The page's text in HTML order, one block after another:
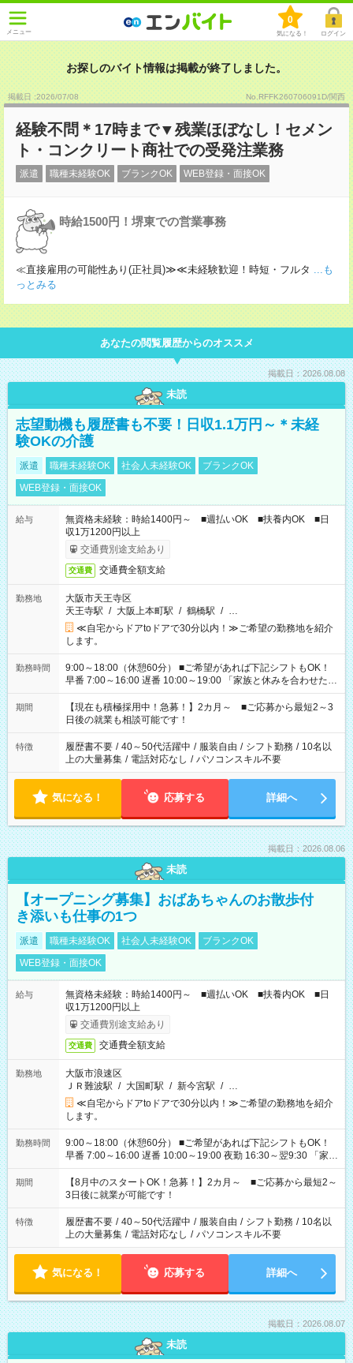
メニュー
0
気になる！ ログイン
お探しのバイト情報は掲載が終了しました。
掲載日 :2026/07/08 No.RFFK260706091D/関西
経験不問＊17時まで▼残業ほぼなし！セメン
ト・コンクリート商社での受発注業務
派遣 職種未経験OK ブランクOK WEB登録・面接OK
時給1500円！堺東での営業事務
≪直接雇用の可能性あり(正社員)≫≪未経験歓迎！時短・フルタ ...も
っとみる
あなたの閲覧履歴からのオススメ
掲載日：2026.08.08
未読
志望動機も履歴書も不要！日収1.1万円～＊未経
験OKの介護
派遣 職種未経験OK 社会人未経験OK
ブランクOK
WEB登録・面接OK
給与
無資格未経験：時給1400円～ ■週払いOK ■扶養内OK ■日
収1万1200円以上
交通費別途支給あり
交通費 交通費全額支給
勤務地
大阪市天王寺区
天王寺駅 / 大阪上本町駅 / 鶴橋駅 / …
≪自宅からドアtoドアで30分以内！≫ご希望の勤務地を紹介
します。
勤務時間
9:00～18:00（休憩60分） ■ご希望があれば下記シフトもOK！
早番 7:00～16:00 遅番 10:00～19:00 「家族と休みを合わせた
い」 「余裕を持って夕飯の準備がしたい」 「できれば残業はし
たくない」 など、ご希望を教えてくださいね。 ※Wワーク希望
の方へ 今ご覧のお仕事で希望する勤務時間と、もう1つのお仕事
の勤務時間。 合計で週40時間を超える場合は応募できません。
期間
【現在も積極採用中！急募！】2カ月～ ■ご応募から最短2～3
日後の就業も相談可能です！
特徴 履歴書不要 / 40～50代活躍中 / 服装自由 / シフト勤務 / 10名以
上の大量募集 / 電話対応なし / パソコンスキル不要
気になる！ 応募する 詳細へ
掲載日：2026.08.06
未読
【オープニング募集】おばあちゃんのお散歩付
き添いも仕事の1つ
派遣 職種未経験OK 社会人未経験OK
ブランクOK
WEB登録・面接OK
給与
無資格未経験：時給1400円～ ■週払いOK ■扶養内OK ■日
収1万1200円以上
交通費別途支給あり
交通費 交通費全額支給
勤務地
大阪市浪速区
ＪＲ難波駅 / 大国町駅 / 新今宮駅 / …
≪自宅からドアtoドアで30分以内！≫ご希望の勤務地を紹介
します。
勤務時間
9:00～18:00（休憩60分） ■ご希望があれば下記シフトもOK！
早番 7:00～16:00 遅番 10:00～19:00 夜勤 16:30～翌9:30 「家族
と休みを合わせたい」 「余裕を持って夕飯の準備がしたい」
「できれば残業はしたくない」 など、ご希望を教えてください
ね。 ※Wワーク希望の方へ 今ご覧のお仕事で希望する勤務時間
と、もう1つのお仕事の勤務時間。 合計で週40時間を超える場
合は応募できません。
期間
【8月中のスタートOK！急募！】2カ月～ ■ご応募から最短2～
3日後に就業が可能です！
特徴 履歴書不要 / 40～50代活躍中 / 服装自由 / シフト勤務 / 10名以
上の大量募集 / 電話対応なし / パソコンスキル不要
気になる！ 応募する 詳細へ
掲載日：2026.08.07
未読